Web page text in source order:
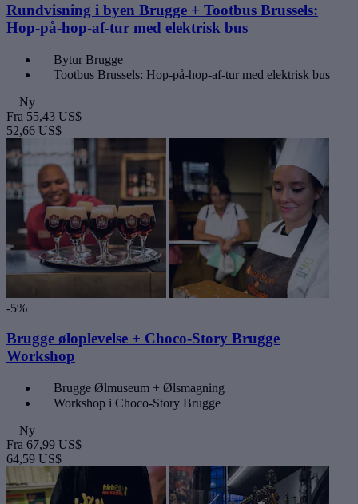
Rundvisning i byen Brugge + Tootbus Brussels:
Hop-på-hop-af-tur med elektrisk bus
Bytur Brugge
Tootbus Brussels: Hop-på-hop-af-tur med elektrisk bus
Ny
Fra 55,43 US$
52,66 US$
-5%
Brugge øloplevelse + Choco-Story Brugge
Workshop
Brugge Ølmuseum + Ølsmagning
Workshop i Choco-Story Brugge
Ny
Fra 67,99 US$
64,59 US$